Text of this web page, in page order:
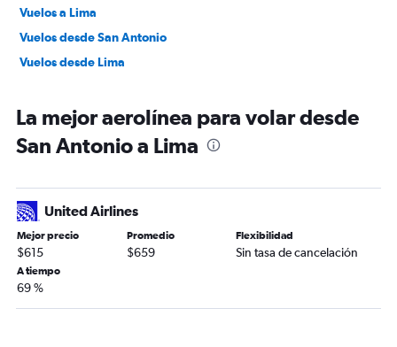
Vuelos a Lima
Vuelos desde San Antonio
Vuelos desde Lima
La mejor aerolínea para volar desde
San Antonio a Lima
United Airlines
Mejor precio
$615
Promedio
$659
Flexibilidad
Sin tasa de cancelación
A tiempo
69 %